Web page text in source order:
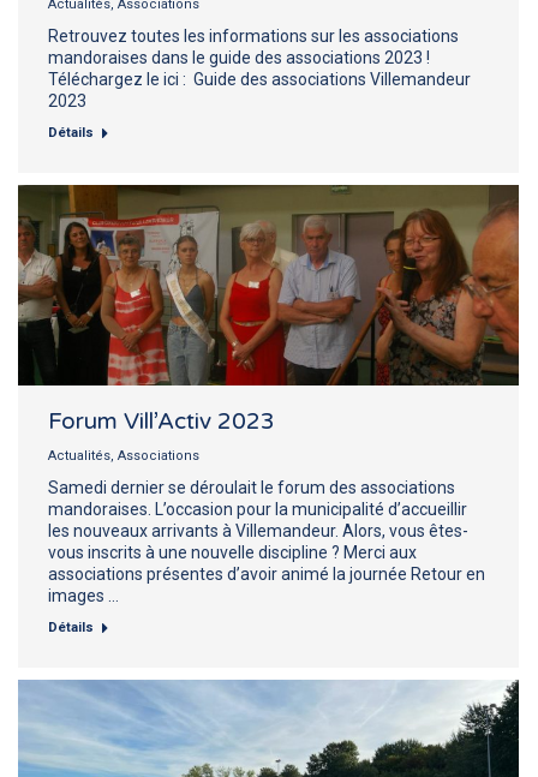
Actualités, Associations
Retrouvez toutes les informations sur les associations
mandoraises dans le guide des associations 2023 !
Téléchargez le ici : Guide des associations Villemandeur
2023
Détails
Forum Vill’Activ 2023
Actualités, Associations
Samedi dernier se déroulait le forum des associations
mandoraises. L’occasion pour la municipalité d’accueillir
les nouveaux arrivants à Villemandeur. Alors, vous êtes-
vous inscrits à une nouvelle discipline ? Merci aux
associations présentes d’avoir animé la journée Retour en
images …
Détails